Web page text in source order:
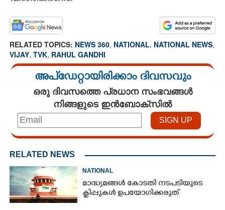
RELATED TOPICS: NEWS 360, NATIONAL, NATIONAL NEWS,
VIJAY, TVK, RAHUL GANDHI
അപ്ഡേറ്റായിരിക്കാം ദിവസവും
ഒരു ദിവസത്തെ പ്രധാന സംഭവങ്ങൾ
നിങ്ങളുടെ ഇൻബോക്സിൽ
RELATED NEWS
NATIONAL
മാദ്ധ്യമങ്ങൾ കോടതി നടപടിയുടെ
ക്ലിപ്പുകൾ ഉപയോഗിക്കരുത്